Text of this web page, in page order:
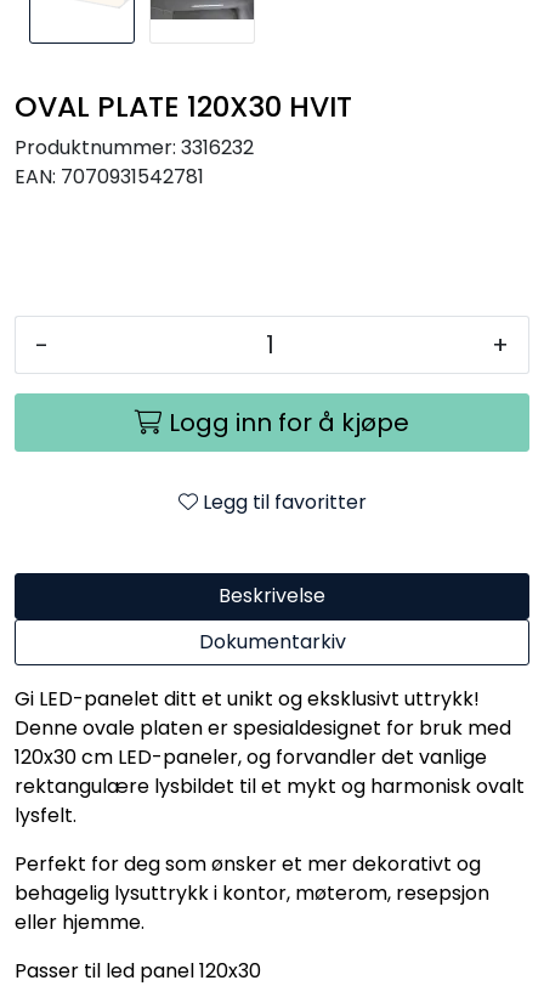
OVAL PLATE 120X30 HVIT
Produktnummer: 3316232
EAN: 7070931542781
- +
Logg inn for å kjøpe
Legg til favoritter
Beskrivelse
Dokumentarkiv
Gi LED-panelet ditt et unikt og eksklusivt uttrykk!
Denne ovale platen er spesialdesignet for bruk med
120x30 cm LED-paneler, og forvandler det vanlige
rektangulære lysbildet til et mykt og harmonisk ovalt
lysfelt.
Perfekt for deg som ønsker et mer dekorativt og
behagelig lysuttrykk i kontor, møterom, resepsjon
eller hjemme.
Passer til led panel 120x30
Referanser